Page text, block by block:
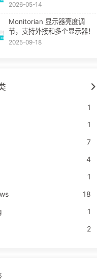
2026-05-14
Monitorian 显示器亮度调
节，支持外接和多个显示器！
2025-09-18
1
1
7
4
1
18
1
2